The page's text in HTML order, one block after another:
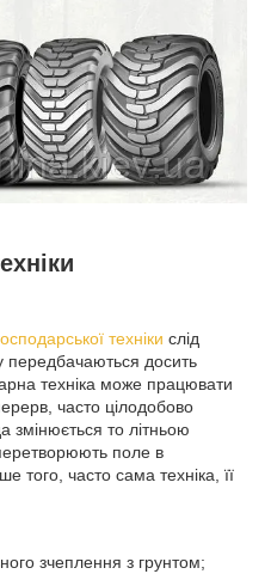
техніки слід
передбачаються досить
техніка може працювати
часто цілодобово
змінюється то літньою
поле в
того, часто сама техніка, її
зчеплення з грунтом;